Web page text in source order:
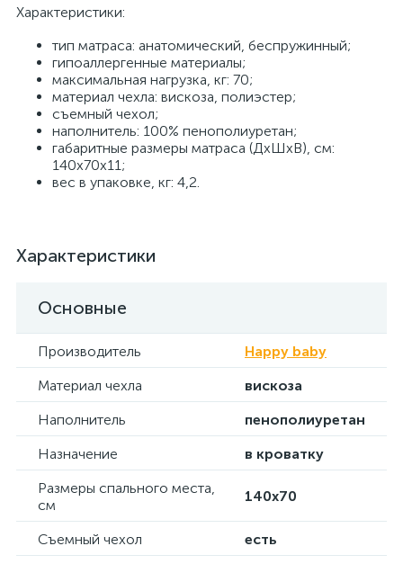
Характеристики:
тип матраса: анатомический, беспружинный;
гипоаллергенные материалы;
максимальная нагрузка, кг: 70;
материал чехла: вискоза, полиэстер;
съемный чехол;
наполнитель: 100% пенополиуретан;
габаритные размеры матраса (ДхШхВ), см:
140х70х11;
вес в упаковке, кг: 4,2.
Характеристики
Основные
Производитель
Happy baby
Материал чехла
вискоза
Наполнитель
пенополиуретан
Назначение
в кроватку
Размеры спального места,
см
140х70
Съемный чехол
есть